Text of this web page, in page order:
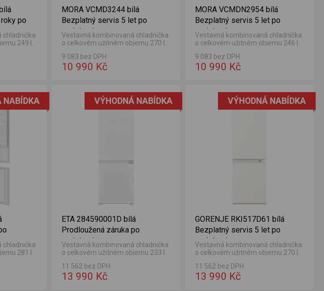
po
chladnička
249 l.
MORA VCMD3244 bílá
Bezplatný servis 5 let po
registraci
Vestavná kombinovaná chladnička
o celkovém užitném objemu 270 l.
mrazničky 75 l.
9 083 bez DPH
10 990 Kč
MORA VCMDN2954 bílá
Bezplatný servis 5 let po
registraci
Vestavná kombinovaná chladnička
o celkovém užitném objemu 246 l.
mrazničky 63 l.
9 083 bez DPH
10 990 Kč
NABÍDKA
chladnička
281 l.
VÝHODNÁ NABÍDKA
ETA 284590001D bílá
Prodloužená záruka po
registraci
Vestavná kombinovaná chladnička
o celkovém užitném objemu 233 l.
mrazničky 63 l.
11 562 bez DPH
13 990 Kč
VÝHODNÁ NABÍDKA
GORENJE RKI517D61 bílá
Bezplatný servis 5 let po
registraci
Vestavná kombinovaná chladnička
o celkovém užitném objemu 270 l.
mrazničky 75 l.
11 562 bez DPH
13 990 Kč